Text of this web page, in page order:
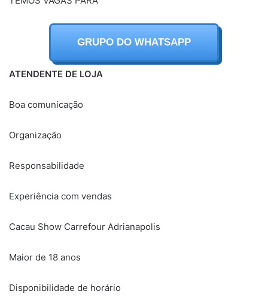
GRUPO DO WHATSAPP
ATENDENTE DE LOJA
Boa comunicação
Organização
Responsabilidade
Experiência com vendas
Cacau Show Carrefour Adrianapolis
Maior de 18 anos
Disponibilidade de horário